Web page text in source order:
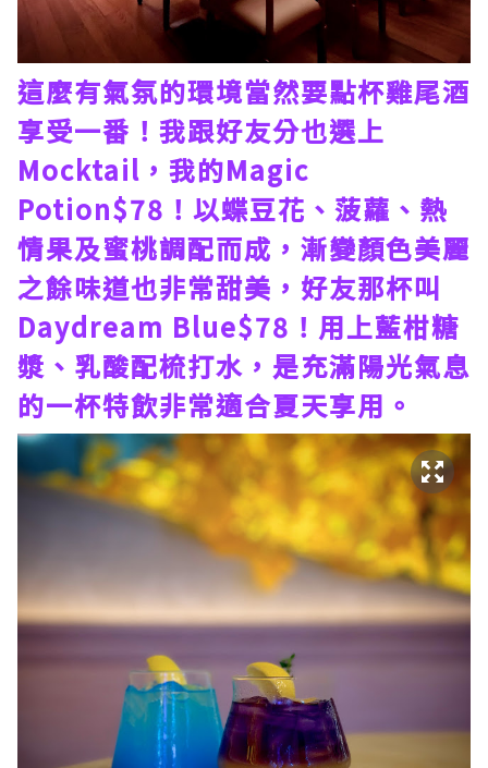
這麼有氣氛的環境當然要點杯雞尾酒
享受一番！我跟好友分也選上
Mocktail，我的Magic
Potion$78！以蝶豆花、菠蘿、熱
情果及蜜桃調配而成，漸變顏色美麗
之餘味道也非常甜美，好友那杯叫
Daydream Blue$78！用上藍柑糖
漿、乳酸配梳打水，是充滿陽光氣息
的一杯特飲非常適合夏天享用。